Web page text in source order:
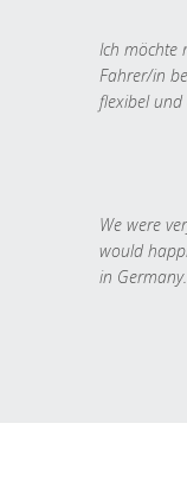
Ich möchte
Fahrer/in
flexibel
We were
would
in Germany.